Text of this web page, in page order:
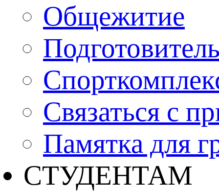
Общежитие
Связаться с
Памятка для
СТУДЕНТАМ